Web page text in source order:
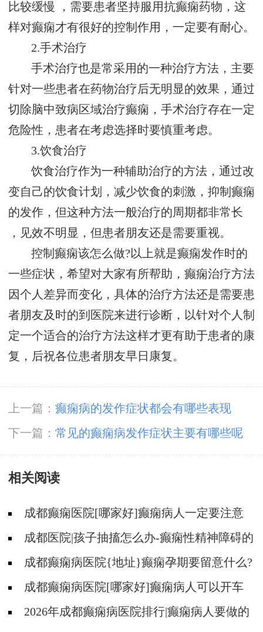
比较缓慢 ，需要患者坚持服用抗癫痫药物，这
样对癫痫才有很好的控制作用，一定要有耐心。
2.手术治疗
手术治疗也是常采用的一种治疗方法，主要
针对一些患者在药物治疗后无明显的效果，通过
切除脑中致病区域治疗癫痫，手术治疗存在一定
危险性，患者在考虑选择时要慎重考虑。
3.饮食治疗
饮食治疗作为一种辅助治疗的方法，通过改
变自己的饮食计划，减少饮食的刺激，抑制癫痫
的发作，但这种方法一般治疗的周期都非常长
，见效不明显，但患者朋友还是需要重视。
控制癫痫该怎么做?以上就是癫痫发作时的
一些症状，希望对大家有所帮助，癫痫治疗方法
因个人差异而变化，具体的治疗方法还是需要患
者朋友及时的到医院来进行诊断，以针对个人制
定一个适合的治疗方法这样才更有助于患者的康
复，后祝各位患者朋友早日康复。
上一篇： 癫痫病的发作症状都会有哪些表现
下一篇： 常见的癫痫病发作症状主要有哪些呢
相关阅读
成都癫痫医院[哪家好]癫痫病人一定要注意
哪些护理问题?
成都医院|孩子抽搐怎么办-癫痫性精神障碍的
护理措施有哪些?
成都癫痫病医院{地址}癫痫孕期要留意什么?
成都癫痫病医院[哪家好]癫痫病人可以开车
吗?2026年成都癫痫病医院排行|癫痫病人要做的